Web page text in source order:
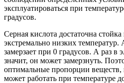
эксплуатироваться при
градусов.
Серная кислота достаточна
экстремально низких
замерзает при 0 градусов. А раз в
значит, он может замерзнуть.
оптимальные пропорции веществ,
может работать при температуре